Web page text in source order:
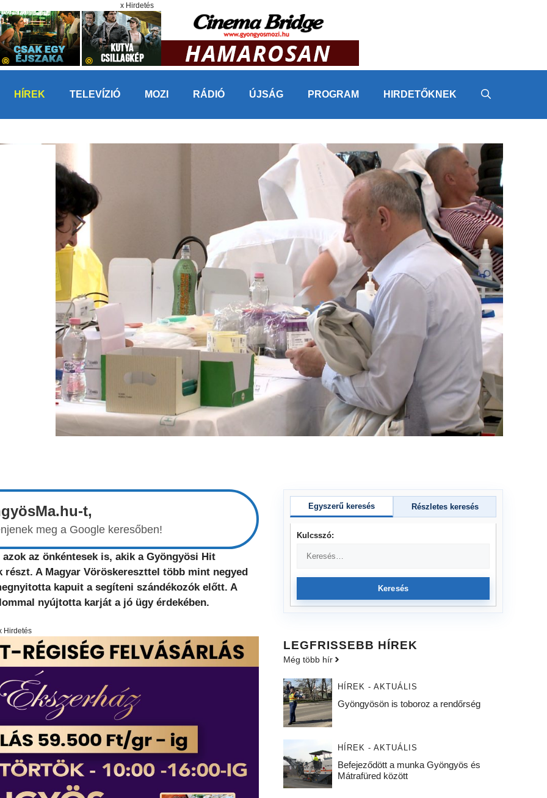
x Hirdetés
HÍREK TELEVÍZIÓ MOZI RÁDIÓ ÚJSÁG PROGRAM HIRDETŐKNEK
t,
meg a Google keresőben!
az önkéntesek is, akik a Gyöngyösi Hit
A Magyar Vöröskereszttel több mint negyed
kapuit a segíteni szándékozók előtt. A
nyújtotta karját a jó ügy érdekében.
Hirdetés
Egyszerű keresés Részletes keresés
Kulcsszó:
Keresés
LEGFRISSEBB HÍREK
Még több hír
HÍREK - AKTUÁLIS
Gyöngyösön is toboroz a rendőrség
HÍREK - AKTUÁLIS
Befejeződött a munka Gyöngyös és
Mátrafüred között